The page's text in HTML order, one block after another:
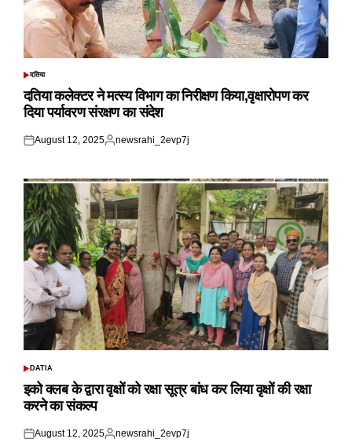
POSTED
दतिया
दतिया कलेक्टर ने मत्स्य विभाग का निरीक्षण किया,वृक्षारोपण कर
दिया पर्यावरण संरक्षण का संदेश
Posted
August 12, 2025
Posted
newsrahi_2evp7j
POSTED
DATIA
इको क्लब के द्वारा वृक्षों को रक्षा सूत्र बांध कर लिया वृक्षों की रक्षा
करने का संकल्प
Posted
August 12, 2025
Posted
newsrahi_2evp7j